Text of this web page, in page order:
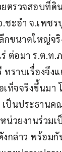
ตรวจสอบที่ดิ
ชะอำ จ.เพชร
ขนาดใหญ่จริ
ร่ ต่อมา ร.ต.ท
ทราบเรื่องจึง
ท็จจริงขึ้นมา
เป็นประธานค
น่วยงานร่วม
งกล่าว พร้อม